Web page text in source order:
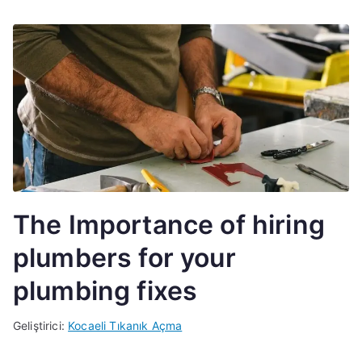
The Importance of hiring
plumbers for your
plumbing fixes
Geliştirici: Kocaeli Tıkanık Açma